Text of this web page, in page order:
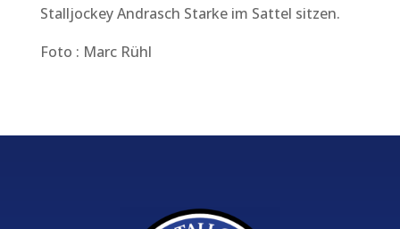
Stalljockey Andrasch Starke im Sattel sitzen.
Foto : Marc Rühl